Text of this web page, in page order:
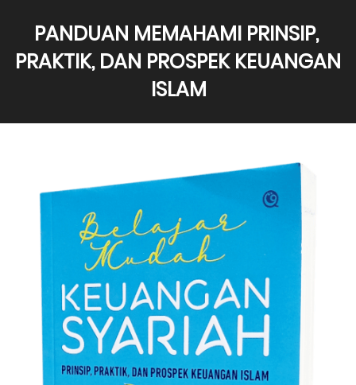
PANDUAN MEMAHAMI PRINSIP,
PRAKTIK, DAN PROSPEK KEUANGAN
ISLAM